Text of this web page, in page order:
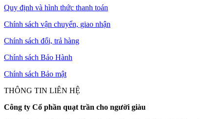
Quy định và hình thức thanh toán
Chính sách vận chuyển, giao nhận
Chính sách đổi, trả hàng
Chính sách Bảo Hành
Chính sách Bảo mật
THÔNG TIN LIÊN HỆ
Công ty Cổ phần quạt trần cho người giàu